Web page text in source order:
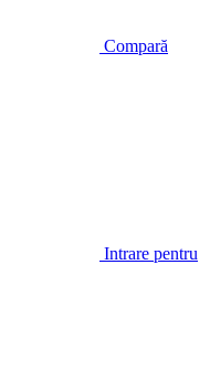
Compară
Intrare pentru